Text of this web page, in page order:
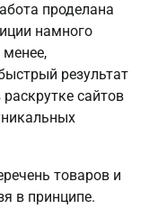
проделана
намного
результат
сайтов
товаров и
в принципе.